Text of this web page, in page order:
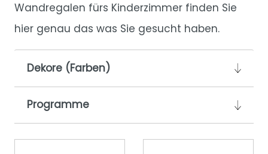
Wandregalen fürs Kinderzimmer finden Sie
hier genau das was Sie gesucht haben.
Dekore (Farben)
Programme